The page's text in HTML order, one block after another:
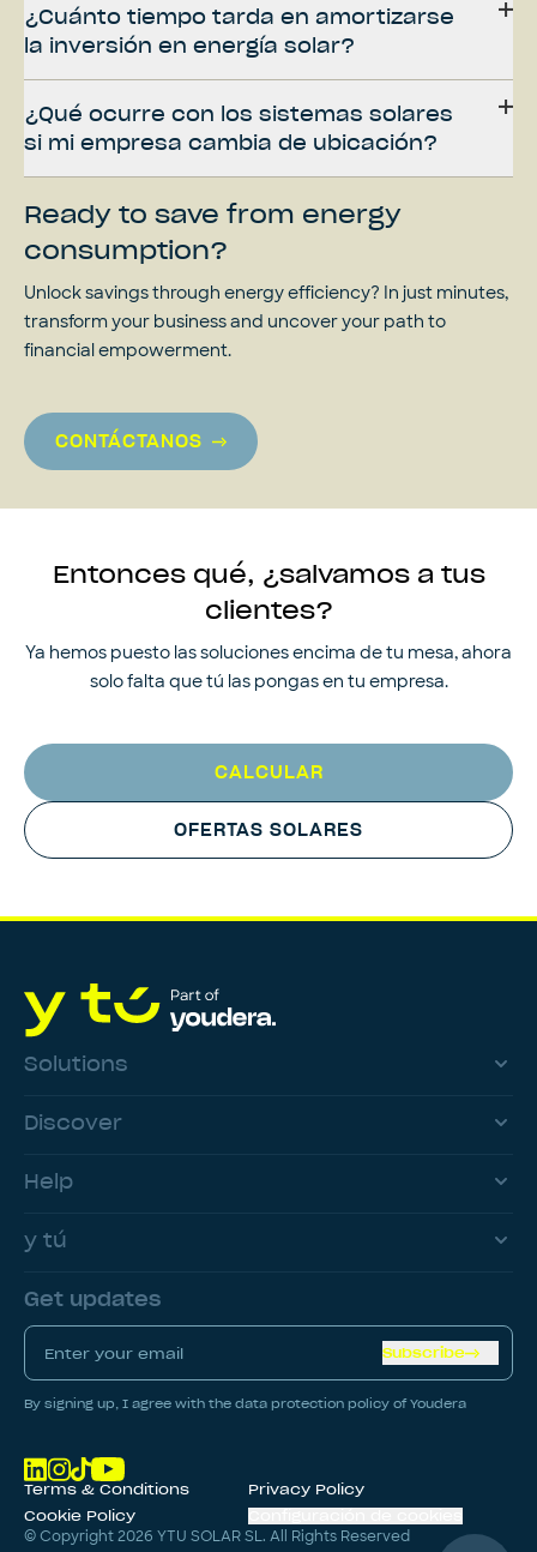
¿Cuánto tiempo tarda en amortizarse
la inversión en energía solar?
¿Qué ocurre con los sistemas solares
si mi empresa cambia de ubicación?
Ready to save from energy
consumption?
Unlock savings through energy efficiency? In just minutes,
transform your business and uncover your path to
financial empowerment.
CONTÁCTANOS
Entonces qué, ¿salvamos a tus
clientes?
Ya hemos puesto las soluciones encima de tu mesa, ahora
solo falta que tú las pongas en tu empresa.
CALCULAR
OFERTAS SOLARES
Solutions
Discover
Help
y tú
Get updates
Subscribe
By signing up, I agree with the data protection policy of Youdera
Terms & Conditions
Privacy Policy
Cookie Policy
© Copyright2026 YTU SOLAR SL. All Rights Reserved